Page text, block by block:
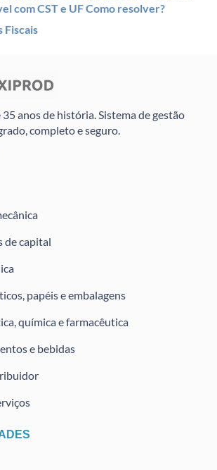
com CST e UF Como resolver?
Fiscais
35 anos de história. Sistema de gestão
completo e seguro.
de capital
papéis e embalagens
química e farmacêutica
e bebidas